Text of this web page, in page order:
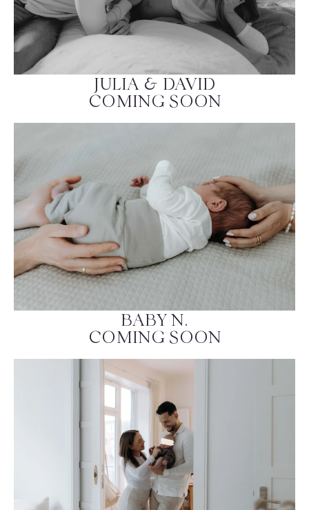
JULIA & DAVID
COMING SOON
BABY N.
COMING SOON